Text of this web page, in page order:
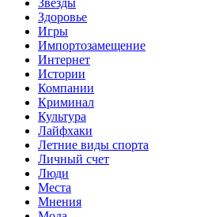
Здоровье
Игры
Импортозамещение
Интернет
Истории
Компании
Криминал
Культура
Лайфхаки
Летние виды спорта
Личный счет
Люди
Места
Мнения